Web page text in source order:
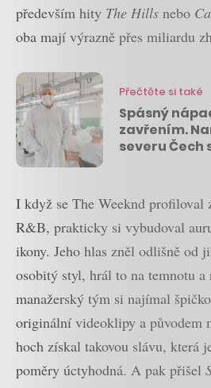
především hity The Hills nebo
oba mají výrazně přes miliardu
Přečtěte si také
Spásný
zavřením.
severu Čech
I když se The Weeknd profiloval
R&B, prakticky si vybudoval
ikony. Jeho hlas zněl odlišně od
osobitý styl, hrál to na temnotu a
manažerský tým si najímal
originální videoklipy a původem
hoch získal takovou slávu, která
poměry úctyhodná. A pak přišel